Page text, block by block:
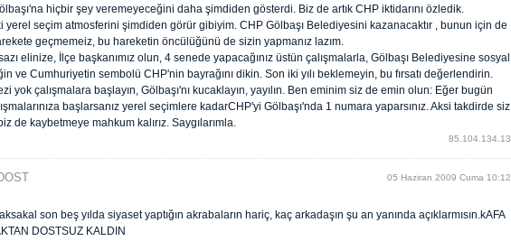
hiçbir şey veremeyeceğini daha şimdiden gösterdi. Biz de artık CHP iktidarını özledik.
yerel seçim atmosferini şimdiden görür gibiyim. CHP Gölbaşı Belediyesini kazanacaktır , bunun için de
geçmemeiz, bu hareketin öncülüğünü de sizin yapmanız lazım.
elinize, İlçe başkanımız olun, 4 senede yapacağınız üstün çalışmalarla, Gölbaşı Belediyesine sosyal
ve Cumhuriyetin sembolü CHP'nin bayrağını dikin. Son iki yılı beklemeyin, bu fırsatı değerlendirin.
yok çalışmalara başlayın, Gölbaşı'nı kucaklayın, yayılın. Ben eminim siz de emin olun: Eğer bugün
başlarsanız yerel seçimlere kadarCHP'yi Gölbaşı'nda 1 numara yaparsınız. Aksi takdirde siz
de kaybetmeye mahkum kalırız. Saygılarımla.
85.104.134.13
05 Haziran 2009 Cuma 10:12
son beş yılda siyaset yaptığın akrabaların hariç, kaç arkadaşın şu an yanında açıklarmısın.kAFA
DOSTSUZ KALDIN